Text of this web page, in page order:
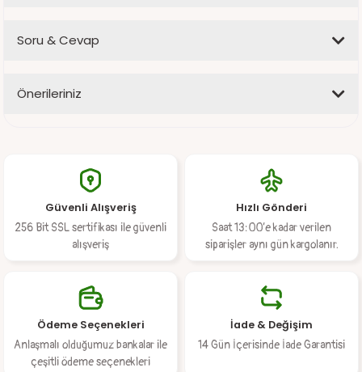
Soru & Cevap
Önerileriniz
Görüş ve önerileriniz için teşekkür ederiz.
Ürün resmi kalitesiz, bozuk veya görüntülenemiyor.
Ürün açıklamasında eksik bilgiler bulunuyor.
Ürün fiyatı diğer sitelerden daha pahalı.
Bu ürüne benzer farklı alternatifler olmalı.
Güvenli Alışveriş
256 Bit SSL sertifikası ile güvenli
alışveriş
Hızlı Gönderi
Saat 13:00’e kadar verilen
siparişler aynı gün kargolanır.
Ödeme Seçenekleri
Anlaşmalı olduğumuz bankalar ile
çeşitli ödeme seçenekleri
İade & Değişim
14 Gün İçerisinde İade Garantisi